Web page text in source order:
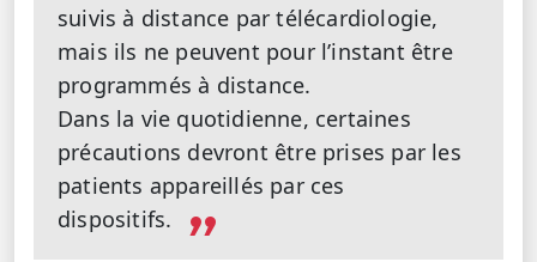
suivis à distance par télécardiologie,
mais ils ne peuvent pour l’instant être
programmés à distance.
Dans la vie quotidienne, certaines
précautions devront être prises par les
patients appareillés par ces
dispositifs.